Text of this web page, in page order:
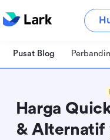
Pusat Blog
Harga
& Alternatif